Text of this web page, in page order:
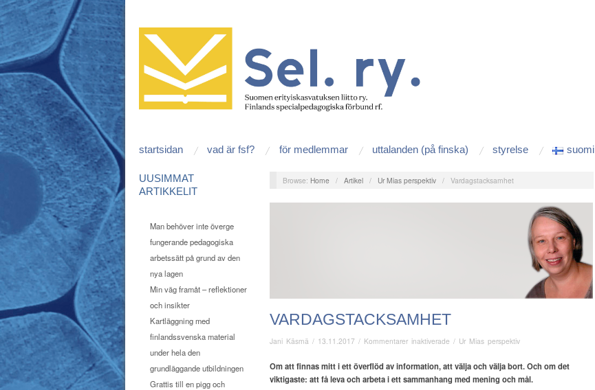
startsidan vad är fsf? för medlemmar uttalanden (på finska) styrelse suomi
UUSIMMAT
ARTIKKELIT
Man behöver inte överge
fungerande pedagogiska
arbetssätt på grund av den
nya lagen
Min väg framåt – reflektioner
och insikter
Kartläggning med
finlandssvenska material
under hela den
grundläggande utbildningen
Grattis till en pigg och
Browse: Home / Artikel / Ur Mias perspektiv / Vardagstacksamhet
VARDAGSTACKSAMHET
Jani Käsmä / 13.11.2017 / Kommentarer inaktiverade för/ Ur Mias perspektiv
Om att finnas mitt i ett överflöd av information,att välja och välja bort. Och om det
viktigaste: att få leva och arbeta i ett sammanhang med mening och mål.